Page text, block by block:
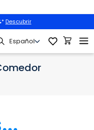
* Descubrir
Sillas Mimbre Comedor